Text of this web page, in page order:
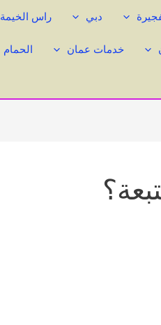
دبي راس الخيمة
خدمات عمان الحمام